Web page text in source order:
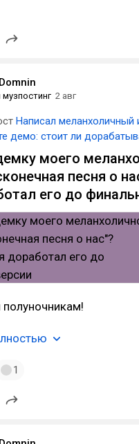
2 авг
Написал меланхоличный
демо: стоит ли
моего
песня о
его до
1